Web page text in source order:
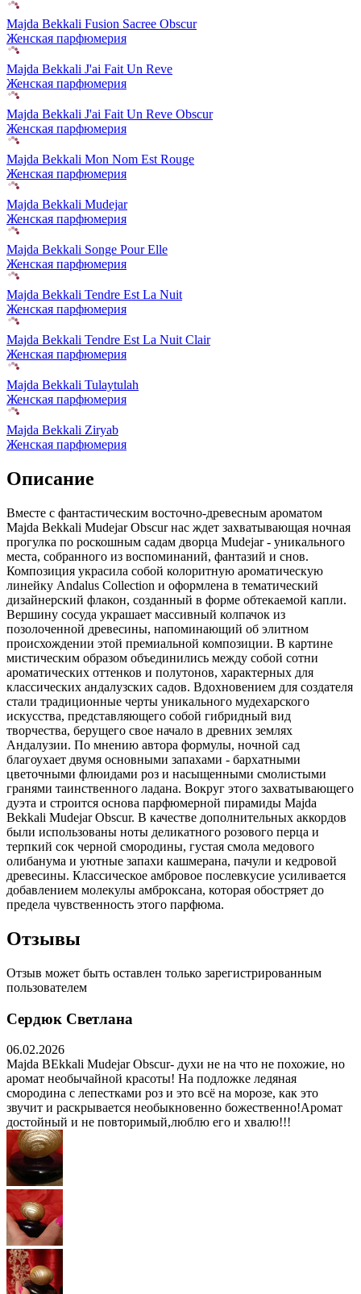
Majda Bekkali Fusion Sacree Obscur
Женская парфюмерия
Majda Bekkali J'ai Fait Un Reve
Женская парфюмерия
Majda Bekkali J'ai Fait Un Reve Obscur
Женская парфюмерия
Majda Bekkali Mon Nom Est Rouge
Женская парфюмерия
Majda Bekkali Mudejar
Женская парфюмерия
Majda Bekkali Songe Pour Elle
Женская парфюмерия
Majda Bekkali Tendre Est La Nuit
Женская парфюмерия
Majda Bekkali Tendre Est La Nuit Clair
Женская парфюмерия
Majda Bekkali Tulaytulah
Женская парфюмерия
Majda Bekkali Ziryab
Женская парфюмерия
Описание
Вместе с фантастическим восточно-древесным ароматом
Majda Bekkali Mudejar Obscur нас ждет захватывающая ночная
прогулка по роскошным садам дворца Mudejar - уникального
места, собранного из воспоминаний, фантазий и снов.
Композиция украсила собой колоритную ароматическую
линейку Andalus Collection и оформлена в тематический
дизайнерский флакон, созданный в форме обтекаемой капли.
Вершину сосуда украшает массивный колпачок из
позолоченной древесины, напоминающий об элитном
происхождении этой премиальной композиции. В картине
мистическим образом объединились между собой сотни
ароматических оттенков и полутонов, характерных для
классических андалузских садов. Вдохновением для создателя
стали традиционные черты уникального мудехарского
искусства, представляющего собой гибридный вид
творчества, берущего свое начало в древних землях
Андалузии. По мнению автора формулы, ночной сад
благоухает двумя основными запахами - бархатными
цветочными флюидами роз и насыщенными смолистыми
гранями таинственного ладана. Вокруг этого захватывающего
дуэта и строится основа парфюмерной пирамиды Majda
Bekkali Mudejar Obscur. В качестве дополнительных аккордов
были использованы ноты деликатного розового перца и
терпкий сок черной смородины, густая смола медового
олибанума и уютные запахи кашмерана, пачули и кедровой
древесины. Классическое амбровое послевкусие усиливается
добавлением молекулы амброксана, которая обостряет до
предела чувственность этого парфюма.
Отзывы
Отзыв может быть оставлен только зарегистрированным
пользователем
Cердюк Светлана
06.02.2026
Majda BEkkali Mudejar Obscur- духи не на что не похожие, но
аромат необычайной красоты! На подложке ледяная
смородина с лепестками роз и это всё на морозе, как это
звучит и раскрывается необыкновенно божественно!Аромат
достойный и не повторимый,люблю его и хвалю!!!